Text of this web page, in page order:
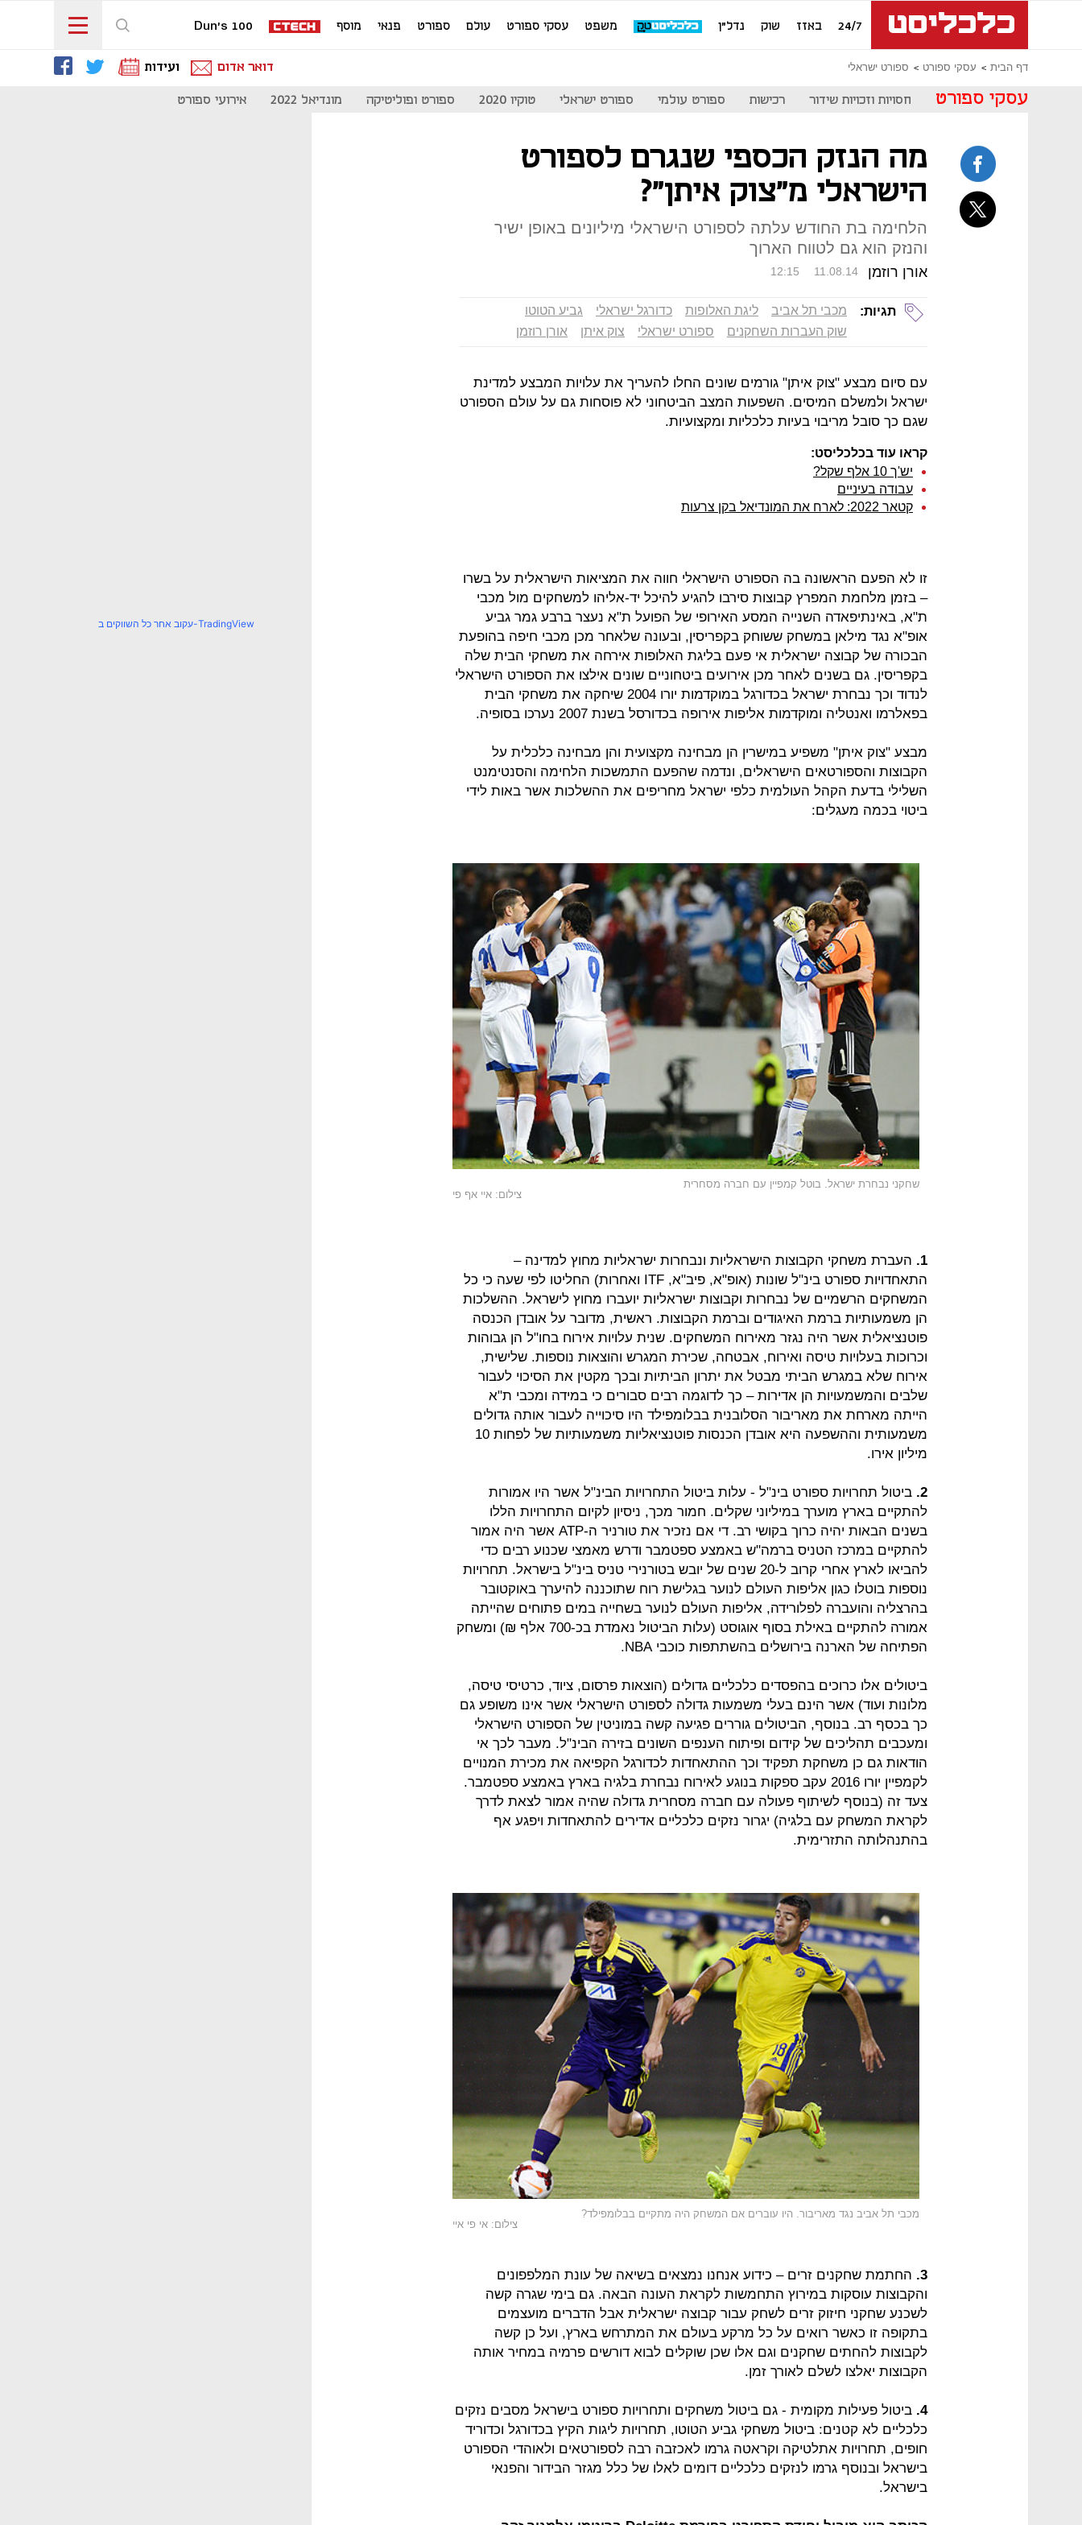
24/7 באזז שוק נדל"ן משפט עסקי ספורט עולם ספורט פנאי מוסף Dun's 100
דף הבית עסקי ספורט ספורט ישראלי דואר אדום ועידות
עסקי ספורט חסויות וזכויות שידור רכישות ספורט עולמי ספורט ישראלי טוקיו 2020 ספורט ופוליטיקה מונדיאל 2022 אירועי ספורט
מה הנזק הכספי שנגרם לספורט
הישראלי מ"צוק איתן"?
הלחימה בת החודש עלתה לספורט הישראלי מיליונים באופן ישיר
והנזק הוא גם לטווח הארוך
אורן רוזמן 12:15 11.08.14
תגיות: מכבי תל אביב ליגת האלופות כדורגל ישראלי
גביע הטוטו
שוק העברות השחקנים
ספורט ישראלי צוק איתן אורן רוזמן
עם סיום מבצע "צוק איתן" גורמים שונים החלו להעריך את עלויות המבצע למדינת
ישראל ולמשלם המיסים. השפעות המצב הביטחוני לא פוסחות גם על עולם הספורט
שגם כך סובל מריבוי בעיות כלכליות ומקצועיות.
קראו עוד בכלכליסט:
יש'ך 10 אלף שקל?
עבודה בעיניים
קטאר 2022: לארח את המונדיאל בקן צרעות
זו לא הפעם הראשונה בה הספורט הישראלי חווה את המציאות הישראלית על בשרו
– בזמן מלחמת המפרץ קבוצות סירבו להגיע להיכל יד-אליהו למשחקים מול מכבי
ת"א, באינתיפאדה השנייה המסע האירופי של הפועל ת"א נעצר ברבע גמר גביע
אופ"א נגד מילאן במשחק ששוחק בקפריסין, ובעונה שלאחר מכן מכבי חיפה בהופעת
הבכורה של קבוצה ישראלית אי פעם בליגת האלופות אירחה את משחקי הבית שלה
בקפריסין. גם בשנים לאחר מכן אירועים ביטחוניים שונים אילצו את הספורט הישראלי
לנדוד וכך נבחרת ישראל בכדורגל במוקדמות יורו 2004 שיחקה את משחקי הבית
בפאלרמו ואנטליה ומוקדמות אליפות אירופה בכדורסל בשנת 2007 נערכו בסופיה.
מבצע "צוק איתן" משפיע במישרין הן מבחינה מקצועית והן מבחינה כלכלית על
הקבוצות והספורטאים הישראלים, ונדמה שהפעם התמשכות הלחימה והסנטימנט
השלילי בדעת הקהל העולמית כלפי ישראל מחריפים את ההשלכות אשר באות לידי
ביטוי בכמה מעגלים:
שחקני נבחרת ישראל. בוטל קמפיין עם חברה מסחרית
צילום: איי אף פי
1.
העברת משחקי הקבוצות הישראליות ונבחרות ישראליות מחוץ למדינה –
התאחדויות ספורט בינ"ל שונות (אופ"א, פיב"א, ITF ואחרות) החליטו לפי שעה כי כל
המשחקים הרשמיים של נבחרות וקבוצות ישראליות יועברו מחוץ לישראל. ההשלכות
הן משמעותיות ברמת האיגודים וברמת הקבוצות. ראשית, מדובר על אובדן הכנסה
פוטנציאלית אשר היה נגזר מאירוח המשחקים. שנית עלויות אירוח בחו"ל הן גבוהות
וכרוכות בעלויות טיסה ואירוח, אבטחה, שכירת המגרש והוצאות נוספות. שלישית,
אירוח שלא במגרש הביתי מבטל את יתרון הביתיות ובכך מקטין את הסיכוי לעבור
שלבים והמשמעויות הן אדירות – כך לדוגמה רבים סבורים כי במידה ומכבי ת"א
הייתה מארחת את מאריבור הסלובנית בבלומפילד היו סיכוייה לעבור אותה גדולים
משמעותית וההשפעה היא אובדן הכנסות פוטנציאליות משמעותיות של לפחות 10
מיליון אירו.
2. ביטול תחרויות ספורט בינ"ל - עלות ביטול התחרויות הבינ"ל אשר היו אמורות
להתקיים בארץ מוערך במיליוני שקלים. חמור מכך, ניסיון לקיום התחרויות הללו
בשנים הבאות יהיה כרוך בקושי רב. די אם נזכיר את טורניר ה-ATP אשר היה אמור
להתקיים במרכז הטניס ברמה"ש באמצע ספטמבר ודרש מאמצי שכנוע רבים כדי
להביאו לארץ אחרי קרוב ל-20 שנים של יובש בטורנירי טניס בינ"ל בישראל. תחרויות
נוספות בוטלו כגון אליפות העולם לנוער בגלישת רוח שתוכננה להיערך באוקטובר
בהרצליה והועברה לפלורידה, אליפות העולם לנוער בשחייה במים פתוחים שהייתה
אמורה להתקיים באילת בסוף אוגוסט (עלות הביטול נאמדת בכ-700 אלף ₪) ומשחק
הפתיחה של הארנה בירושלים בהשתתפות כוכבי NBA.
ביטולים אלו כרוכים בהפסדים כלכליים גדולים (הוצאות פרסום, ציוד, כרטיסי טיסה,
מלונות ועוד) אשר הינם בעלי משמעות גדולה לספורט הישראלי אשר אינו משופע גם
כך בכסף רב. בנוסף, הביטולים גוררים פגיעה קשה במוניטין של הספורט הישראלי
ומעכבים תהליכים של קידום ופיתוח הענפים השונים בזירה הבינ"ל. מעבר לכך אי
הודאות גם כן משחקת תפקיד וכך ההתאחדות לכדורגל הקפיאה את מכירת המנויים
לקמפיין יורו 2016 עקב ספקות בנוגע לאירוח נבחרת בלגיה בארץ באמצע ספטמבר.
צעד זה (בנוסף לשיתוף פעולה עם חברה מסחרית גדולה שהיה אמור לצאת לדרך
לקראת המשחק עם בלגיה) יגרור נזקים כלכליים אדירים להתאחדות ויפגע אף
בהתנהלותה התזרימית.
מכבי תל אביב נגד מאריבור. היו עוברים אם המשחק היה מתקיים בבלומפילד?
צילום: אי פי איי
3. החתמת שחקנים זרים – כידוע אנחנו נמצאים בשיאה של עונת המלפפונים
והקבוצות עוסקות במירוץ התחמשות לקראת העונה הבאה. גם בימי שגרה קשה
לשכנע שחקני חיזוק זרים לשחק עבור קבוצה ישראלית אבל הדברים מועצמים
בתקופה זו כאשר רואים על כל מרקע בעולם את המתרחש בארץ, ועל כן קשה
לקבוצות להחתים שחקנים וגם אלו שכן שוקלים לבוא דורשים פרמיה במחיר אותה
הקבוצות יאלצו לשלם לאורך זמן.
4. ביטול פעילות מקומית - גם ביטול משחקים ותחרויות ספורט בישראל מסבים נזקים
כלכליים לא קטנים: ביטול משחקי גביע הטוטו, תחרויות ליגות הקיץ בכדורגל וכדוריד
חופים, תחרויות אתלטיקה וקראטה גרמו לאכזבה רבה לספורטאים ולאוהדי הספורט
בישראל ובנוסף גרמו לנזקים כלכליים דומים לאלו של כלל מגזר הבידור והפנאי
בישראל.
עקוב אחר כל השווקים ב-TradingView